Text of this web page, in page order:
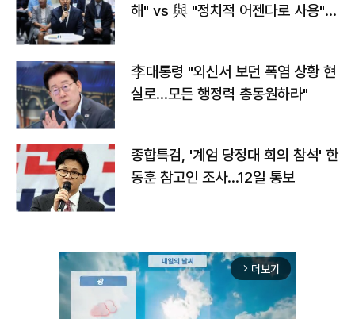
해" vs 與 "정치적 어젠다로 사용"
李대통령 "외신서 보던 폭염 상황 현
실로…모든 행정력 총동원하라"
종합특검, '계엄 당정대 회의 참석' 한
동훈 참고인 조사...12일 통보
arrow_forward_ios 더보기